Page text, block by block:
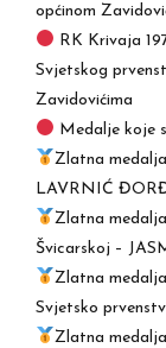
općinom
RK Krivaja
Svjetskog
Zavidovićima
Medalje koje
Zlatna
LAVRNIĆ
Zlatna
Švicarskoj –
Zlatna medalja
Svjetsko
Zlatna